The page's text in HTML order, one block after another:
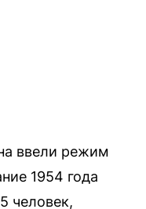
ввели режим
1954 года
человек,